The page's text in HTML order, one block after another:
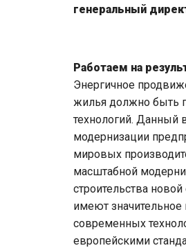
генеральный
Работаем на
Энергичное
жилья должно быть
технологий. Данный
модернизации
мировых
масштабной
строительства
имеют
современных
европейскими